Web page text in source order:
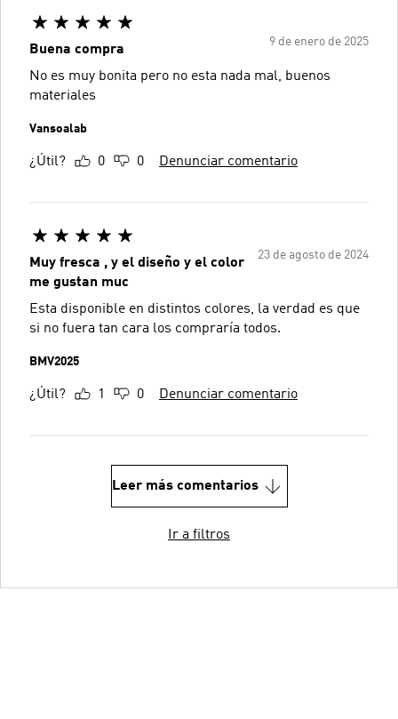
9 de enero de 2025
Buena compra
No es muy bonita pero no esta nada mal, buenos
materiales
Vansoalab
¿Útil? 0 0 Denunciar comentario
23 de agosto de 2024
Muy fresca , y el diseño y el color
me gustan muc
Esta disponible en distintos colores, la verdad es que
si no fuera tan cara los compraría todos.
BMV2025
¿Útil? 1 0 Denunciar comentario
Leer más comentarios
Ir a filtros